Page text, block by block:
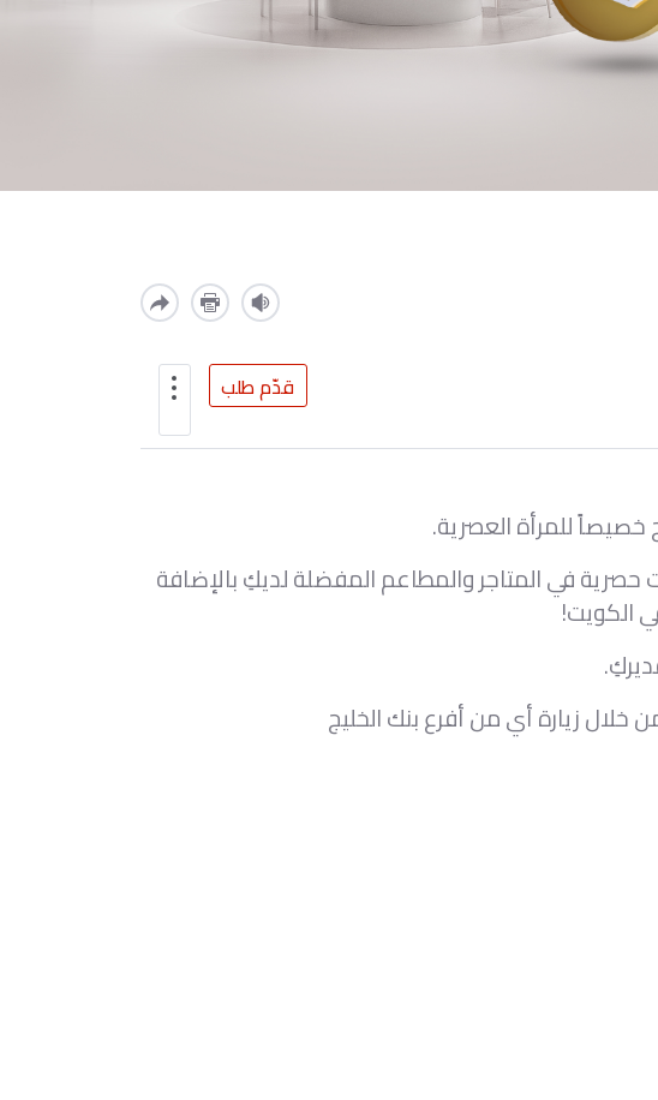
قدّم طلب
خصيصاً للمرأة العصرية.
في المتاجر والمطاعم المفضلة لديكِ بالإضافة
الكويت!
من خلال زيارة أي من أفرع بنك الخليج